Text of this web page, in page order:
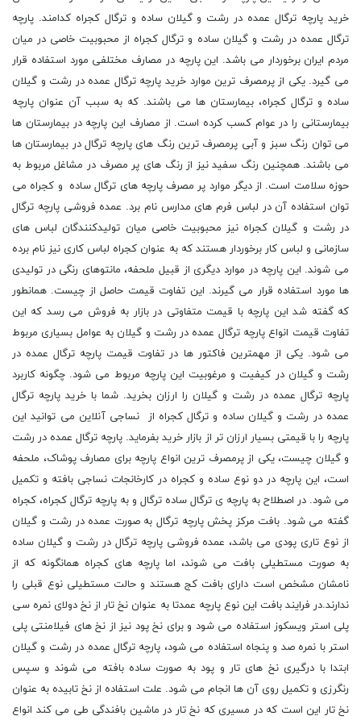
خرید پارچه ترگال عمده در رشت و گیلان ساده و ترگال کجراه کدامند. پارچه
ترگال عمده در رشت و گیلان ساده و ترگال کجراه از محبوبیت خاصی در میان
مردم ایران برخوردار می باشد. این پارچه در مصارف مختلفی مورد استفاده قرار
می گیرد. یکی از پرمصرف ترین موارد خرید پارچه ترگال عمده در رشت و گیلان
ساده و ترگال کجراه، بیمارستان ها می باشند. که به سبب آن عنوان پارچه
بیمارستانی را در عوام کسب کرده است. از مصارف این پارچه در بیمارستان ها
می توان رنگ سبز و آبی پرمصرف ترین رنگ های پارچه ترگال در بیمارستان ها
می باشند. همچنین رنگ سفید نیز از رنگ های پر مصرف در مشاغل مربوط به
حوزه سلامت است. از دیگر موارد پر مصرف پارچه های ترگال ساده و کجراه می
توان استفاده آن در لباس فرم های مدارس نام برد. عمده فروشی پارچه ترگال
در رشت و گیلان کجراه نیز محبوبیت خاصی میان تولیدکنندگان لباس های
سازمانی و لباس کار برخوردار هستند که به عنوان کجراه لباس کاری نیز نام برده
می شوند. این پارچه در موارد دیگری از قبیل ملحفه، مانتوهای رنگی در تولیدی
ها مورد استفاده قرار می گیرند. این تفاوت قیمت حاصل از چیست. همانطور
که گفته شد این پارچه با قیمت متفاوتی در بازار به فروش می رسد که این
تفاوت قیمت انواع پارچه ترگال عمده در رشت و گیلان به عوامل بسیاری مربوط
می شود. یکی از مهمترین فاکتور ها در تفاوت قیمت پارچه ترگال عمده در
رشت و گیلان در کیفیت و مرغوبیت این پارچه مربوط می شود. چگونه کاربرد
پارچه ترگال عمده در رشت و گیلان را ارزان بخرید. شما با خرید پارچه ترگال
عمده در رشت و گیلان ساده و ترگال کجراه از نساجی آنلاین می توانید این
پارچه را با قیمتی بسیار ارزان تر از بازار خرید بفرماید. پارچه ترگال عمده در رشت
و گیلان چیست، یکی از پرمصرف ترین انواع پارچه برای مصارف پوشاک، ملحفه
است، این پارچه در دو نوع ساده و کجراه در کارخانجات نساجی بافته و تکمیل
می شود. در اصطلاح به پارچه ی ترگال ساده ترگال و به پارچه ترگال کجراه، کجراه
گفته می شود. بافت مرکز پخش پارچه ترگال به صورت عمده در رشت و گیلان
از نوع تاری پودی می باشد، عمده فروشی پارچه ترگال در رشت و گیلان ساده
به صورت مستطیلی بافت می شوند، اما پارچه های کجراه همانگونه که از
نامشان مشخص است دارای بافت کج هستند و حالت مستطیلی نوع قبلی را
ندارند.در فرایند بافت این نوع پارچه عمدتا به عنوان نخ تار از نخ دولای نمره سی
پلی استر ویسکوز استفاده می شود و برای نخ پود نیز از نخ های فیلامنتی پلی
استر با نمره صد و پنجاه استفاده می شود، پارچه ترگال عمده در رشت و گیلان
ابتدا با درگیری نخ های تار و پود به صورت ساده بافته می شوند و سپس
رنگرزی و تکمیل روی آن ها انجام می شود. علت استفاده از نخ تابیده به عنوان
نخ تار این است که در مسیری که نخ تار در ماشین بافندگی طی می کند انواع